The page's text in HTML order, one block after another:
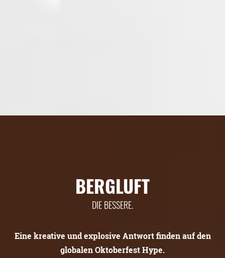
BERGLUFT
DIE BESSERE.
Eine kreative und explosive Antwort finden auf den
globalen Oktoberfest Hype.